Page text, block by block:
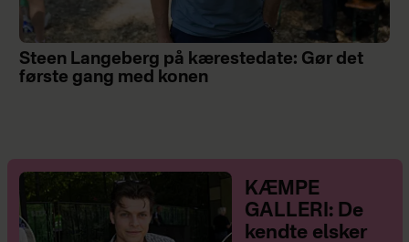
Steen Langeberg på kærestedate: Gør det
første gang med konen
KÆMPE
GALLERI: De
kendte elsker